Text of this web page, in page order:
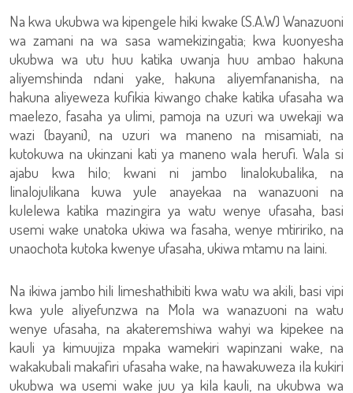
Na kwa ukubwa wa kipengele hiki kwake (S.A.W) Wanazuoni
wa zamani na wa sasa wamekizingatia; kwa kuonyesha
ukubwa wa utu huu katika uwanja huu ambao hakuna
aliyemshinda ndani yake, hakuna aliyemfananisha, na
hakuna aliyeweza kufikia kiwango chake katika ufasaha wa
maelezo, fasaha ya ulimi, pamoja na uzuri wa uwekaji wa
wazi (bayani), na uzuri wa maneno na misamiati, na
kutokuwa na ukinzani kati ya maneno wala herufi. Wala si
ajabu kwa hilo; kwani ni jambo linalokubalika, na
linalojulikana kuwa yule anayekaa na wanazuoni na
kulelewa katika mazingira ya watu wenye ufasaha, basi
usemi wake unatoka ukiwa wa fasaha, wenye mtiririko, na
unaochota kutoka kwenye ufasaha, ukiwa mtamu na laini.
Na ikiwa jambo hili limeshathibiti kwa watu wa akili, basi vipi
kwa yule aliyefunzwa na Mola wa wanazuoni na watu
wenye ufasaha, na akateremshiwa wahyi wa kipekee na
kauli ya kimuujiza mpaka wamekiri wapinzani wake, na
wakakubali makafiri ufasaha wake, na hawakuweza ila kukiri
ukubwa wa usemi wake juu ya kila kauli, na ukubwa wa